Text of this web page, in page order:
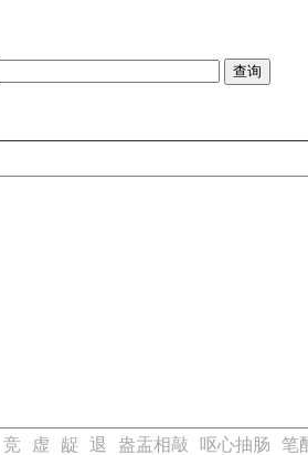
竞 虚 龊 退 盎盂相敲 呕心抽肠 笔